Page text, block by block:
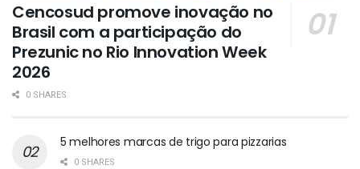
Cencosud promove inovação no
Brasil com a participação do
Prezunic no Rio Innovation Week
2026
0 SHARES
5 melhores marcas de trigo para pizzarias
0 SHARES